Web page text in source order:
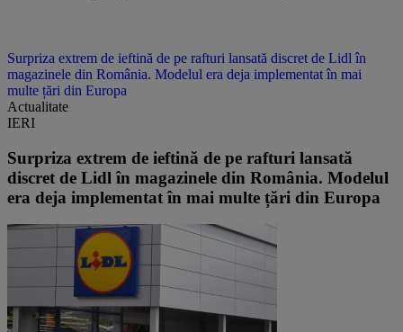
Surpriza extrem de ieftină de pe rafturi lansată discret de Lidl în
magazinele din România. Modelul era deja implementat în mai
multe țări din Europa
Actualitate
IERI
Surpriza extrem de ieftină de pe rafturi lansată
discret de Lidl în magazinele din România. Modelul
era deja implementat în mai multe țări din Europa